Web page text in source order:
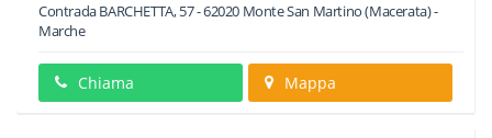
Contrada BARCHETTA, 57-62020 Monte San Martino(Macerata) -
Marche
Chiama Mappa